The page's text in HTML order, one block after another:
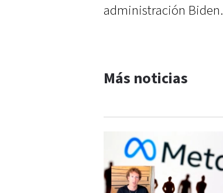
administración Biden.
Más noticias